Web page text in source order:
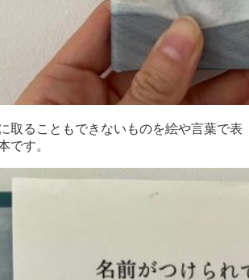
取ることもできないものを絵や言葉で表
です。